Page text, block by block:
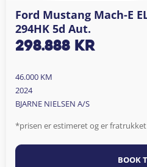
Ford Mustang Mach-E
294HK 5d Aut.
298.888kr
46.000 KM
2024
BJARNE NIELSEN A/S
*prisen er estimeret og er
BOOK